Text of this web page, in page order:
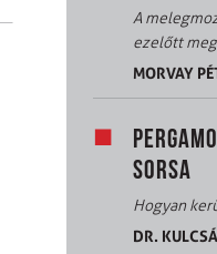
A
ezelőtt
MORVAY
SORSA
Hogyan
DR.